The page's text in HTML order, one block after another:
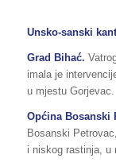
Unsko-sanski
Grad Bihać.
imala je
u mjestu Gorjevac.
Općina Bosanski
Bosanski
i niskog rastinja, u